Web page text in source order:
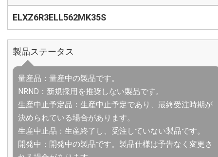
ELXZ6R3ELL562MK35S
製品ステータス
量産品：量産中の製品です。
NRND：新規採用を推奨しない製品です。
生産中止予定品：生産中止予定であり、最終受注時期が
決められている場合があります。
生産中止品：生産終了し、受注していない製品です。
開発中：開発中の製品です。製品仕様は予告なく変更さ